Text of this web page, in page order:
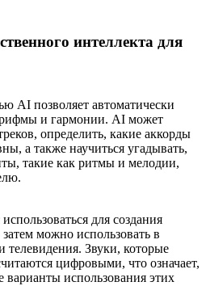
интеллекта для
AI позволяет автоматически
рифмы и гармонии. AI может
определить, какие аккорды
а также научиться угадывать,
такие как ритмы и мелодии,
для создания
можно использовать в
Звуки, которые
цифровыми, что означает,
использования этих